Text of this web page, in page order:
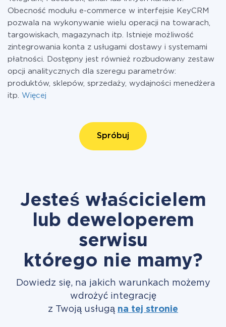
Obecność modułu e-commerce w interfejsie KeyCRM
pozwala na wykonywanie wielu operacji na towarach,
targowiskach, magazynach itp. Istnieje możliwość
zintegrowania konta z usługami dostawy i systemami
płatności. Dostępny jest również rozbudowany zestaw
opcji analitycznych dla szeregu parametrów:
produktów, sklepów, sprzedaży, wydajności menedżera
itp. Więcej
Spróbuj
Jesteś właścicielem
lub deweloperem
serwisu
którego nie mamy?
Dowiedz się, na jakich warunkach możemy
wdrożyć integrację
z Twoją usługą na tej stronie